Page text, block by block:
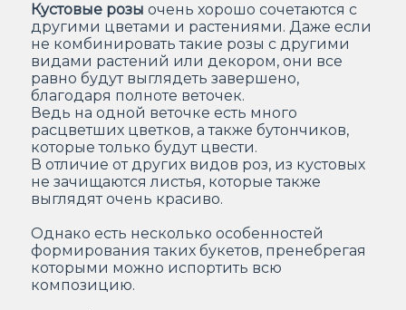
Кустовые розы очень хорошо сочетаются с
другими цветами и растениями. Даже если
не комбинировать такие розы с другими
видами растений или декором, они все
равно будут выглядеть завершено,
благодаря полноте веточек.
Ведь на одной веточке есть много
расцветших цветков, а также бутончиков,
которые только будут цвести.
В отличие от других видов роз, из кустовых
не зачищаются листья, которые также
выглядят очень красиво.
Однако есть несколько особенностей
формирования таких букетов, пренебрегая
которыми можно испортить всю
композицию.